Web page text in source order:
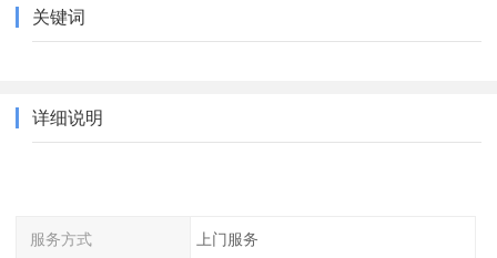
关键词
详细说明
服务方式 上门服务